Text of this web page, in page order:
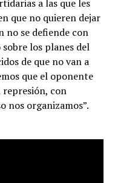
a las que les
que no quieren dejar
no se defiende con
los planes del
de que no van a
que el oponente
represión, con
nos organizamos”.